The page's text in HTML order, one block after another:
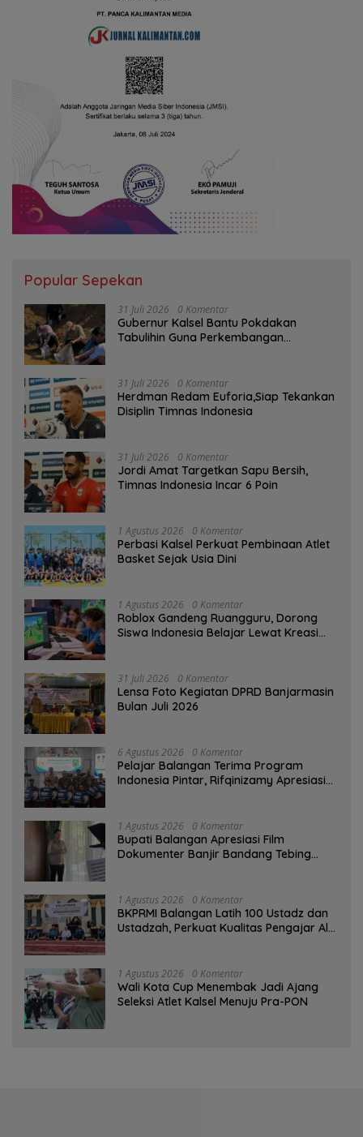
Popular Sepekan
31 Juli 2026 0 Komentar
Gubernur Kalsel Bantu Pokdakan
Tabulihin Guna Perkembangan
31 Juli 2026 0 Komentar
Herdman Redam Euforia,Siap Tekankan
Disiplin Timnas Indonesia
31 Juli 2026 0 Komentar
Jordi Amat Targetkan Sapu Bersih,
Timnas Indonesia Incar 6 Poin
1 Agustus 2026 0 Komentar
Perbasi Kalsel Perkuat Pembinaan Atlet
Basket Sejak Usia Dini
1 Agustus 2026 0 Komentar
Roblox Gandeng Ruangguru, Dorong
Siswa Indonesia Belajar Lewat Kreasi
31 Juli 2026 0 Komentar
Lensa Foto Kegiatan DPRD Banjarmasin
Bulan Juli 2026
6 Agustus 2026 0 Komentar
Pelajar Balangan Terima Program
Indonesia Pintar, Rifqinizamy Apresiasi
1 Agustus 2026 0 Komentar
Bupati Balangan Apresiasi Film
Dokumenter Banjir Bandang Tebing
1 Agustus 2026 0 Komentar
BKPRMI Balangan Latih 100 Ustadz dan
Ustadzah, Perkuat Kualitas Pengajar Al-
1 Agustus 2026 0 Komentar
Wali Kota Cup Menembak Jadi Ajang
Seleksi Atlet Kalsel Menuju Pra-PON